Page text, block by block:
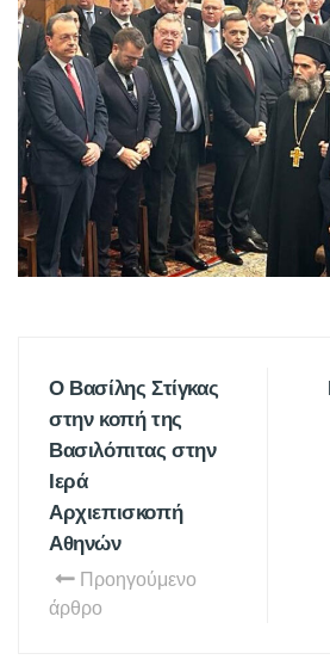
Ο Βασίλης Στίγκας
στην κοπή της
Βασιλόπιτας στην
Ιερά
Αρχιεπισκοπή
Αθηνών
Προηγούμενο
άρθρο